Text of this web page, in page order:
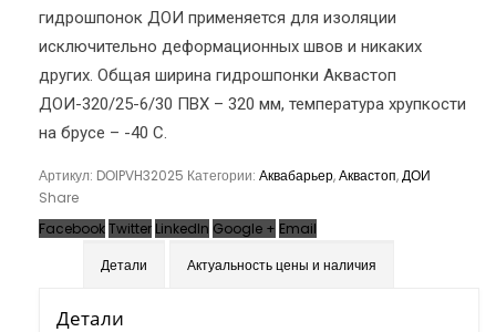
гидрошпонок ДОИ применяется для изоляции
исключительно деформационных швов и никаких
других. Общая ширина гидрошпонки Аквастоп
ДОИ-320/25-6/30 ПВХ – 320 мм, температура хрупкости
на брусе – -40 С.
Артикул: DОIPVH32025 Категории: Аквабарьер,Аквастоп,ДОИ
Share
FacebookTwitter LinkedIn Google + Email
Детали
Актуальность цены и наличия
Детали